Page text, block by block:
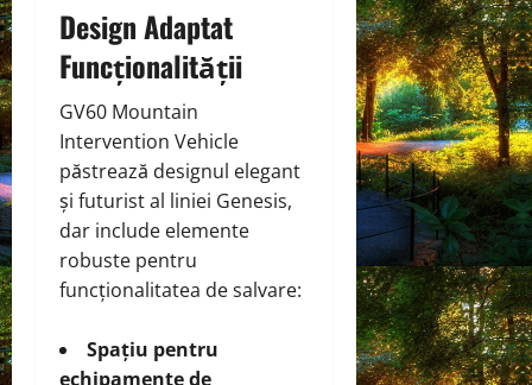
Design Adaptat
Funcționalității
GV60 Mountain
Intervention Vehicle
păstrează designul elegant
și futurist al liniei Genesis,
dar include elemente
robuste pentru
funcționalitatea de salvare:
Spațiu pentru
echipamente de